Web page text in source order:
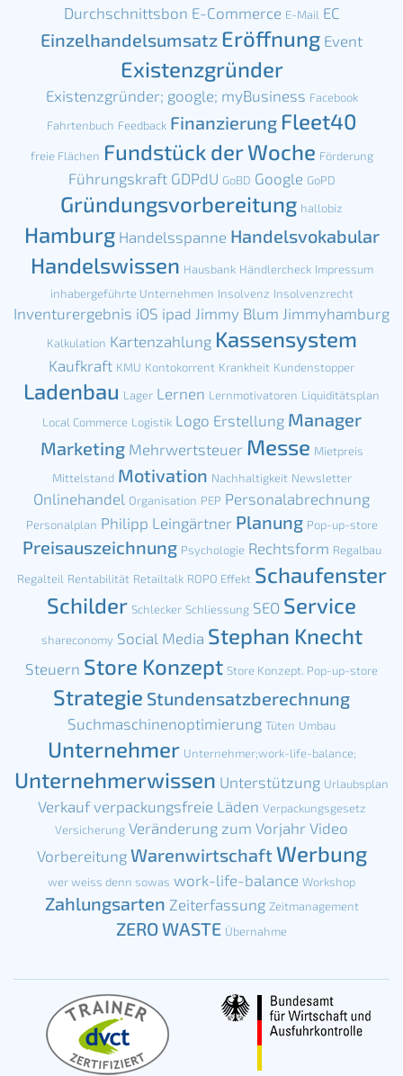
Durchschnittsbon E-Commerce E-Mail EC
Einzelhandelsumsatz Eröffnung Event
Existenzgründer
Existenzgründer; google; myBusiness Facebook
Fahrtenbuch Feedback Finanzierung Fleet40
freie Flächen Fundstück der Woche Förderung
Führungskraft GDPdU GoBD Google GoPD
Gründungsvorbereitung hallobiz
Hamburg Handelsspanne Handelsvokabular
Handelswissen Hausbank Händlercheck Impressum
inhabergeführte Unternehmen Insolvenz Insolvenzrecht
Inventurergebnis iOS ipad Jimmy Blum Jimmyhamburg
Kalkulation Kartenzahlung Kassensystem
Kaufkraft KMU Kontokorrent Krankheit Kundenstopper
Ladenbau Lager Lernen Lernmotivatoren Liquiditätsplan
Local Commerce Logistik Logo Erstellung Manager
Marketing Mehrwertsteuer Messe Mietpreis
Mittelstand Motivation Nachhaltigkeit Newsletter
Onlinehandel Organisation PEP Personalabrechnung
Personalplan Philipp Leingärtner Planung Pop-up-store
Preisauszeichnung Psychologie Rechtsform Regalbau
Regalteil Rentabilität Retailtalk ROPO Effekt Schaufenster
Schilder Schlecker Schliessung SEO Service
shareconomy Social Media Stephan Knecht
Steuern Store Konzept Store Konzept. Pop-up-store
Strategie Stundensatzberechnung
Suchmaschinenoptimierung Tüten Umbau
Unternehmer Unternehmer;work-life-balance;
Unternehmerwissen Unterstützung Urlaubsplan
Verkauf verpackungsfreie Läden Verpackungsgesetz
Versicherung Veränderung zum Vorjahr Video
Vorbereitung WarenwirtschaftWerbung
wer weiss denn sowas work-life-balance Workshop
Zahlungsarten Zeiterfassung Zeitmanagement
ZERO WASTE Übernahme